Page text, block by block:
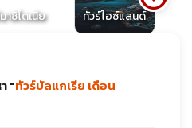
าซิโดเนีย ทัวร์ไอซ์แลนด์
"ทัวร์บัลแกเรีย เดือน